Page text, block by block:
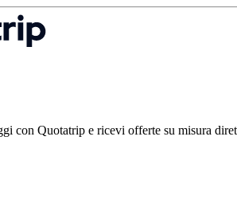
con Quotatrip e ricevi offerte su misura